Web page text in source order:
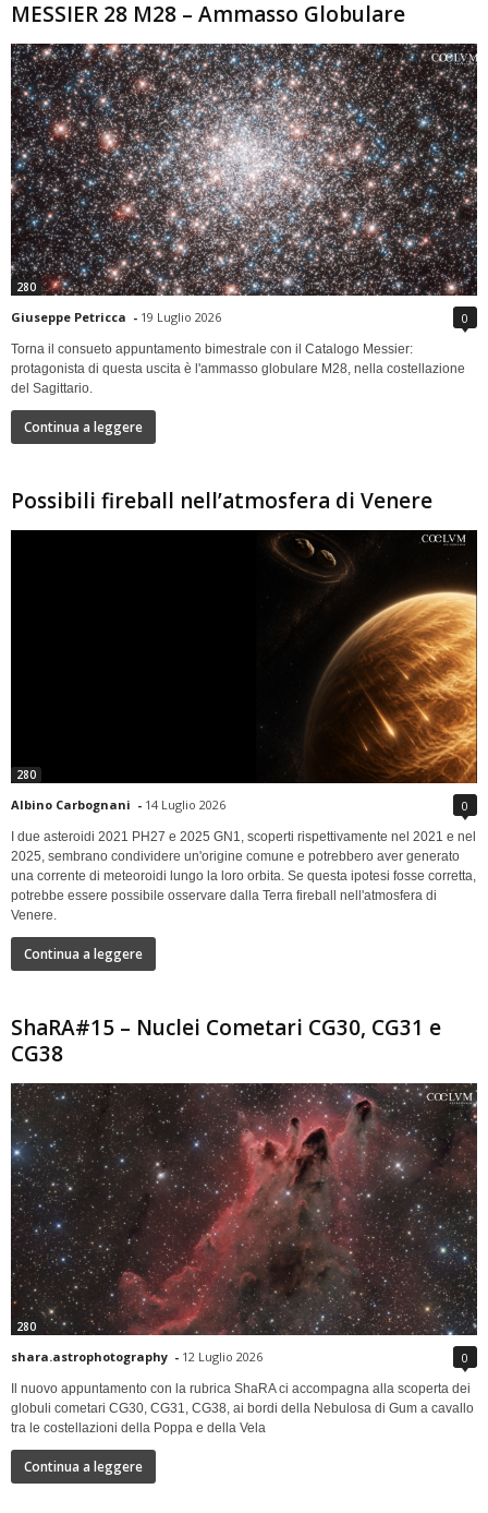
MESSIER 28 M28 – Ammasso Globulare
280
Giuseppe Petricca - 19 Luglio 2026 0
Torna il consueto appuntamento bimestrale con il Catalogo Messier:
protagonista di questa uscita è l'ammasso globulare M28, nella costellazione
del Sagittario.
Continua a leggere
Possibili fireball nell’atmosfera di Venere
280
Albino Carbognani - 14 Luglio 2026 0
I due asteroidi 2021 PH27 e 2025 GN1, scoperti rispettivamente nel 2021 e nel
2025, sembrano condividere un'origine comune e potrebbero aver generato
una corrente di meteoroidi lungo la loro orbita. Se questa ipotesi fosse corretta,
potrebbe essere possibile osservare dalla Terra fireball nell'atmosfera di
Venere.
Continua a leggere
ShaRA#15 – Nuclei Cometari CG30, CG31 e
CG38
280
shara.astrophotography - 12 Luglio 2026 0
Il nuovo appuntamento con la rubrica ShaRA ci accompagna alla scoperta dei
globuli cometari CG30, CG31, CG38, ai bordi della Nebulosa di Gum a cavallo
tra le costellazioni della Poppa e della Vela
Continua a leggere